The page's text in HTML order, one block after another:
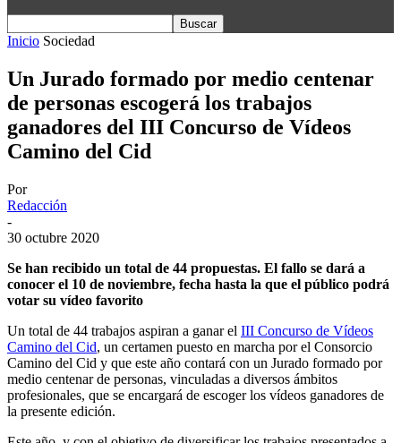
Inicio Sociedad
Un Jurado formado por medio centenar
de personas escogerá los trabajos
ganadores del III Concurso de Vídeos
Camino del Cid
Por
Redacción
-
30 octubre 2020
Se han recibido un total de 44 propuestas. El fallo se dará a
conocer el 10 de noviembre, fecha hasta la que el público podrá
votar su vídeo favorito
Un total de 44 trabajos aspiran a ganar el III Concurso de Vídeos
Camino del Cid, un certamen puesto en marcha por el Consorcio
Camino del Cid y que este año contará con un Jurado formado por
medio centenar de personas, vinculadas a diversos ámbitos
profesionales, que se encargará de escoger los vídeos ganadores de
la presente edición.